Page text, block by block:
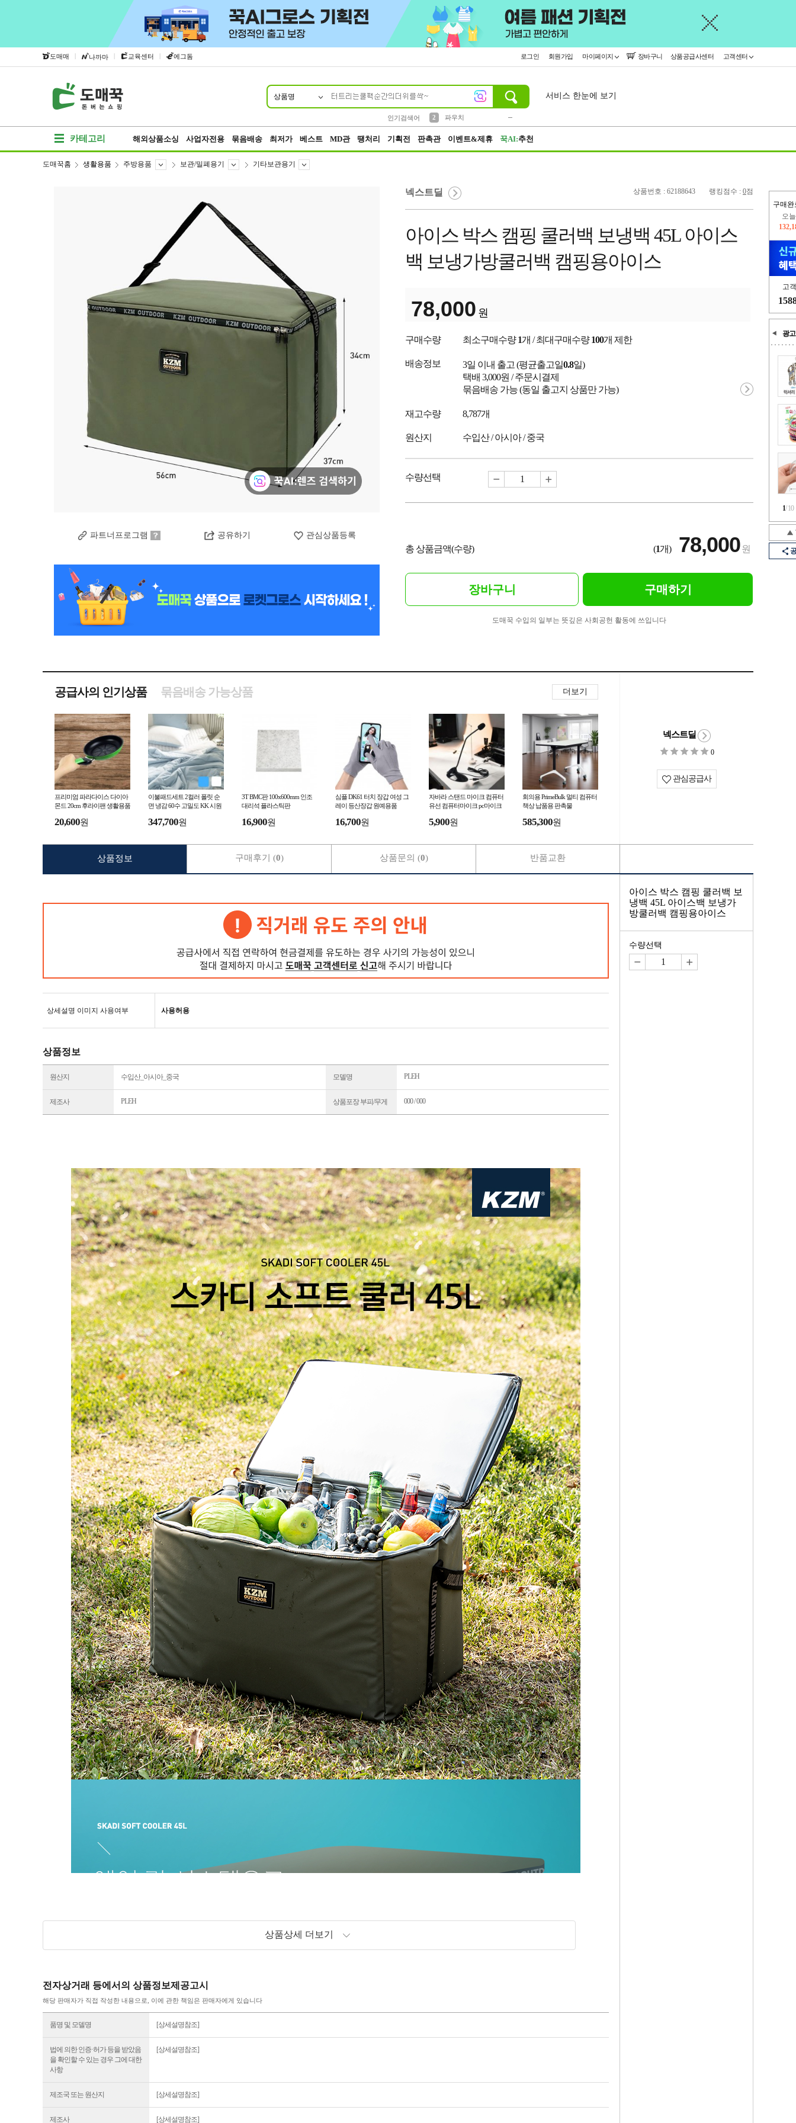
도매매 | 나까마 | 교육센터 | 에그돔 로그인 회원가입 마이페이지 장바구니 상품공급사센터 고객센터
상품명
인기검색어
3
모자
서비스 한눈에 보기
카테고리 해외상품소싱 사업자전용 묶음배송 최저가 베스트 MD관 땡처리 기획전 판촉관 이벤트&제휴 꾹AI:추천
구매완
고
광고
1/10
도매꾹홈 생활용품 주방용품 보관/밀폐용기 기타보관용기
파트너프로그램 공유하기 관심상품등록
상품번호 : 62188643 랭킹점수 : 0점
넥스트딜
아이스 박스 캠핑 쿨러백 보냉백 45L 아이스
백 보냉가방쿨러백 캠핑용아이스
78,000 원
구매수량 최소구매수량1개 / 최대구매수량100개 제한
배송정보 3일 이내 출고 (평균출고일0.8일)
택배 3,000원 / 주문시결제
묶음배송 가능 (동일 출고지 상품만 가능)
재고수량 8,787개
원산지 수입산 / 아시아 / 중국
수량선택
총 상품금액(수량) (1개) 78,000원
장바구니 구매하기
도매꾹 수입의 일부는 뜻깊은 사회공헌 활동에 쓰입니다
공급사의 인기상품 더보기
묶음배송 가능상품
프리미엄 파라다이스 다이아
몬드 20cm 후라이팬 생활용품
20,600원
이불패드세트 2컬러 폴릿 순
면 냉감 60수 고밀도 KK 시원
347,700원
3T BMC판 100x600mm 인조
대리석 플라스틱판
16,900원
심플 DK61 터치 장갑 여성 그
레이 등산장갑 원예용품
16,700원
자바라 스탠드 마이크 컴퓨터
유선 컴퓨터마이크 pc마이크
5,900원
회의용 PrimeBulk 멀티 컴퓨터
책상 납품용 판촉물
585,300원
넥스트딜
0
관심공급사
상세설명 이미지 사용여부 사용허용
상품정보
원산지 수입산_아시아_중국 모델명 PLEH
제조사 PLEH 상품포장 부피/무게 000 / 000
상품상세 더보기
전자상거래 등에서의 상품정보제공고시
해당 판매자가 직접 작성한 내용으로, 이에 관한 책임은 판매자에게 있습니다
품명 및 모델명 [상세설명참조]
법에 의한 인증·허가 등을 받았음
을 확인할 수 있는 경우 그에 대한
사항
[상세설명참조]
제조국 또는 원산지 [상세설명참조]
제조사 [상세설명참조]
상품정보 구매후기 (0) 상품문의 (0) 반품교환
아이스 박스 캠핑 쿨러백 보
냉백 45L 아이스백 보냉가
방쿨러백 캠핑용아이스
수량선택